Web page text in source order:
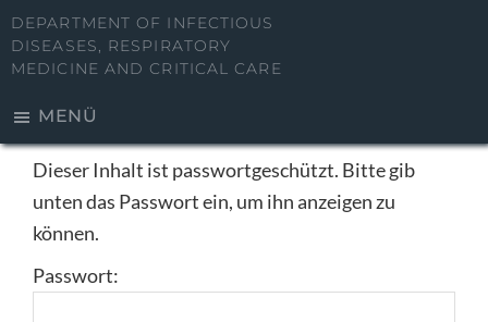
Zum
Inhalt
springen
DEPARTMENT OF INFECTIOUS
DISEASES, RESPIRATORY
MEDICINE AND CRITICAL CARE
MENÜ
Dieser Inhalt ist passwortgeschützt. Bitte gib
unten das Passwort ein, um ihn anzeigen zu
können.
Passwort: